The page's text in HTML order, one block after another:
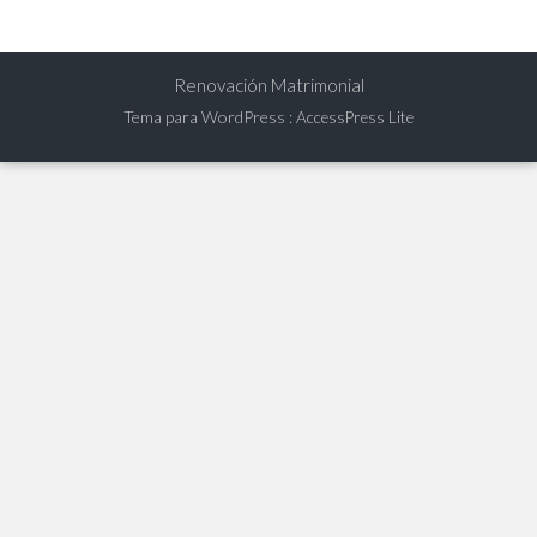
Renovación Matrimonial
Tema para WordPress :AccessPress Lite